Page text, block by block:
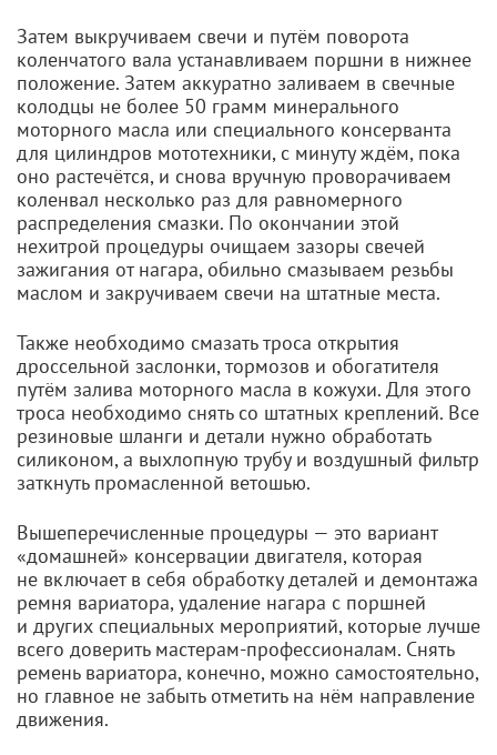
Затем выкручиваем свечи и путём поворота
коленчатого вала устанавливаем поршни в нижнее
положение. Затем аккуратно заливаем в свечные
колодцы не более 50 грамм минерального
моторного масла или специального консерванта
для цилиндров мототехники, с минуту ждём, пока
оно растечётся, и снова вручную проворачиваем
коленвал несколько раз для равномерного
распределения смазки. По окончании этой
нехитрой процедуры очищаем зазоры свечей
зажигания от нагара, обильно смазываем резьбы
маслом и закручиваем свечи на штатные места.
Также необходимо смазать троса открытия
дроссельной заслонки, тормозов и обогатителя
путём залива моторного масла в кожухи. Для этого
троса необходимо снять со штатных креплений. Все
резиновые шланги и детали нужно обработать
силиконом, а выхлопную трубу и воздушный фильтр
заткнуть промасленной ветошью.
Вышеперечисленные процедуры — это вариант
«домашней» консервации двигателя, которая
не включает в себя обработку деталей и демонтажа
ремня вариатора, удаление нагара с поршней
и других специальных мероприятий, которые лучше
всего доверить мастерам-профессионалам. Снять
ремень вариатора, конечно, можно самостоятельно,
но главное не забыть отметить на нём направление
движения.